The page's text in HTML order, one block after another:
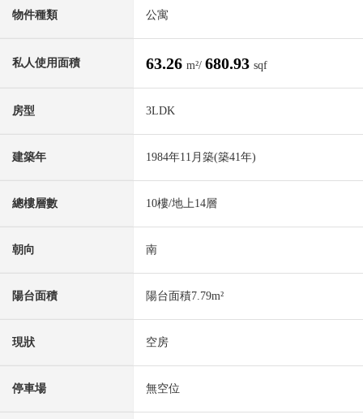
物件種類 公寓
私人使用面積 63.26 m²/ 680.93 sqf
房型 3LDK
建築年 1984年11月築(築41年)
總樓層數 10樓/地上14層
朝向 南
陽台面積 陽台面積7.79m²
現狀 空房
停車場 無空位